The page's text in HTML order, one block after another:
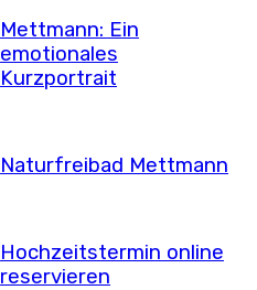
Mettmann: Ein
emotionales
Kurzportrait
Naturfreibad Mettmann
Hochzeitstermin online
reservieren